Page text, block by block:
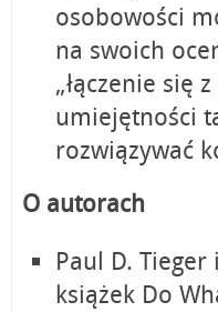
osobowości
na swoich
„łączenie się
umiejętności
rozwiązywać
O autorach
Paul D.
książek Do